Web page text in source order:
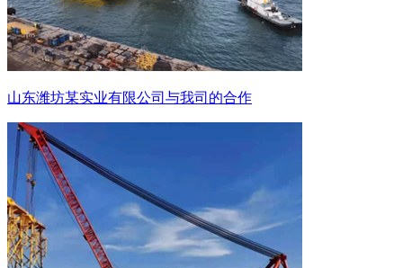
山东潍坊某实业有限公司与我司的合作